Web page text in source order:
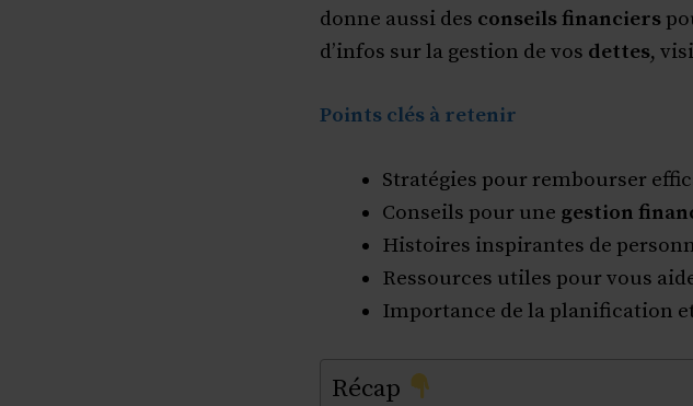
donne aussi des conseils financiers
d’infos sur la gestion de vos dettes,
Points clés à retenir
Stratégies pour rembourser
Conseils pour une gestion
Histoires inspirantes de
Ressources utiles pour vous
Importance de la planification
Récap